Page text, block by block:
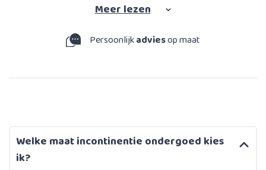
Meerlezen
Persoonlijkadviesop maat
Welke maat incontinentie ondergoed kies
ik?